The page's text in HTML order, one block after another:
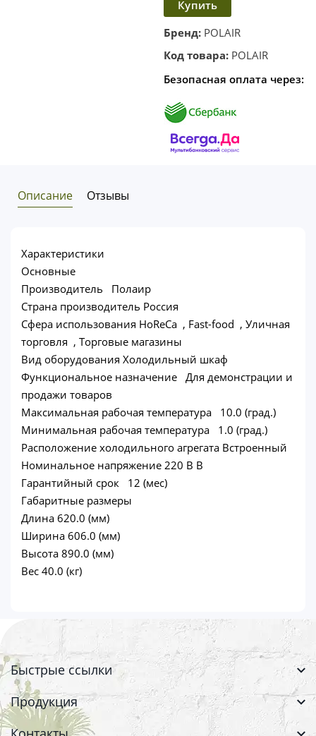
в
корзину
Купить
в один
клик
Бренд: POLAIR
Код товара: POLAIR
Безопасная оплата через:
Описание Отзывы
Характеристики
Основные
Производитель Полаир
Страна производитель Россия
Сфера использования HoReCa , Fast-food , Уличная
торговля , Торговые магазины
Вид оборудования Холодильный шкаф
Функциональное назначение Для демонстрации и
продажи товаров
Максимальная рабочая температура 10.0 (град.)
Минимальная рабочая температура 1.0 (град.)
Расположение холодильного агрегата Встроенный
Номинальное напряжение 220 В В
Гарантийный срок 12 (мес)
Габаритные размеры
Длина 620.0 (мм)
Ширина 606.0 (мм)
Высота 890.0 (мм)
Вес 40.0 (кг)
Быстрые ссылки
Продукция